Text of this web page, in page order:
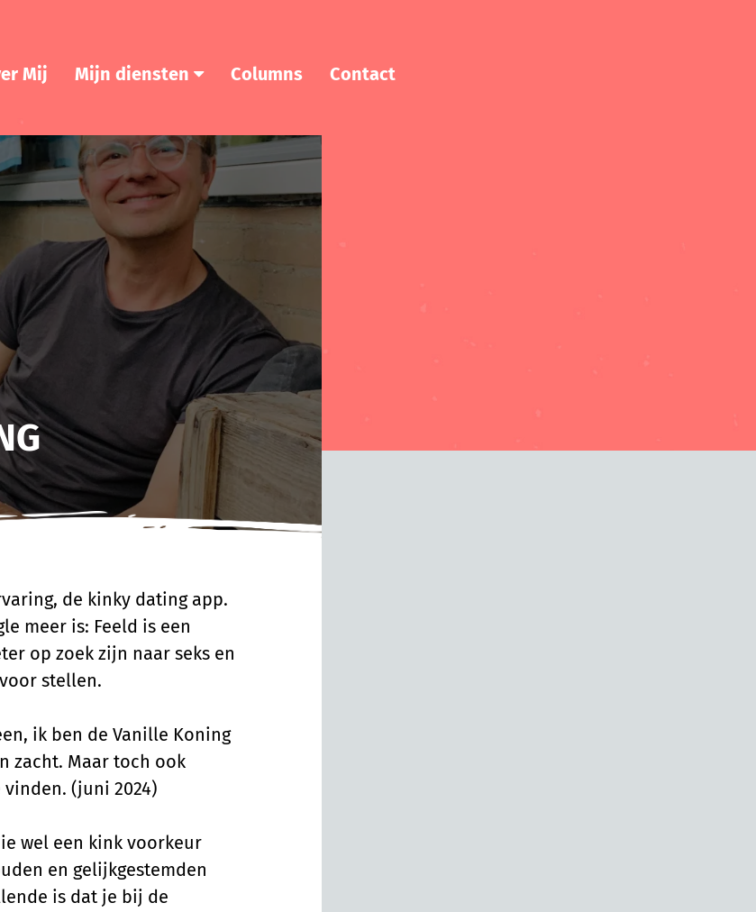
Mij Mijn diensten Columns Contact
de kinky dating app.
meer is: Feeld is een
op zoek zijn naar seks en
stellen.
ik ben de Vanille Koning
zacht. Maar toch ook
(juni 2024)
wel een kink voorkeur
en gelijkgestemden
is dat je bij de